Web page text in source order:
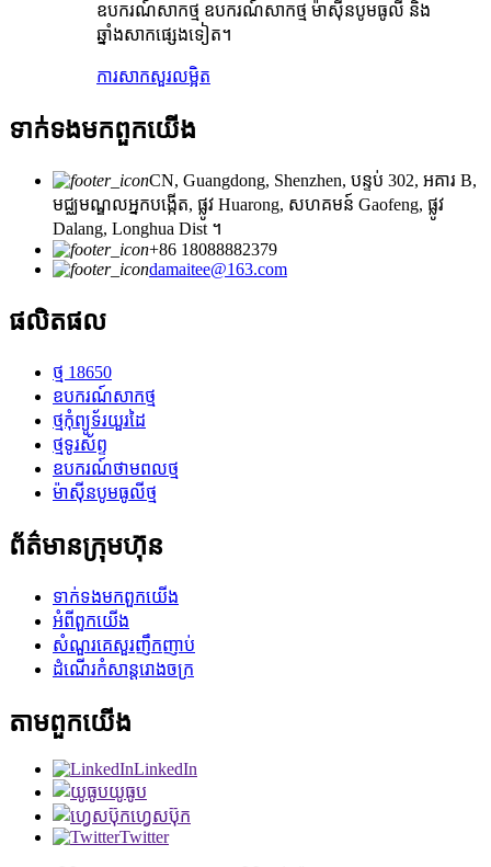
ឧបករណ៍សាកថ្ម ឧបករណ៍សាកថ្ម ម៉ាស៊ីនបូមធូលី និង
ឆ្នាំងសាកផ្សេងទៀត។
ការសាកសួរលម្អិត
ទាក់ទង​មក​ពួក​យើង
CN, Guangdong, Shenzhen, បន្ទប់ 302, អគារ B,
មជ្ឈមណ្ឌលអ្នកបង្កើត, ផ្លូវ Huarong, សហគមន៍ Gaofeng, ផ្លូវ
Dalang, Longhua Dist ។
+86 18088882379
damaitee@163.com
ផលិតផល
ថ្ម 18650
ឧបករណ៍សាកថ្ម
ថ្មកុំព្យូទ័រយួរដៃ
ថ្មទូរស័ព្ទ
ឧបករណ៍ថាមពលថ្ម
ម៉ាស៊ីនបូមធូលីថ្ម
ព័ត៌មានក្រុមហ៊ុន
ទាក់ទង​មក​ពួក​យើង
អំពី​ពួក​យើង
សំណួរគេសួរញឹកញាប់
ដំណើរកំសាន្តរោងចក្រ
តាម​ពួក​យើង
LinkedIn
យូធូប
ហ្វេសប៊ុក
Twitter